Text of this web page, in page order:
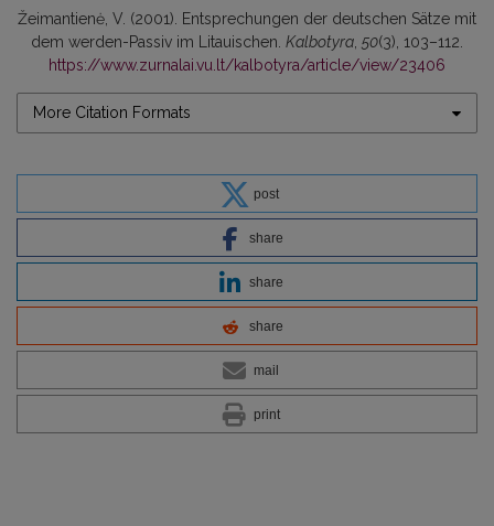
Žeimantienė, V. (2001). Entsprechungen der deutschen Sätze mit
dem werden-Passiv im Litauischen. Kalbotyra 50(3), 103–112.
https://www.zurnalai.vu.lt/kalbotyra/article/view/23406
More Citation Formats
post
share
share
share
mail
print